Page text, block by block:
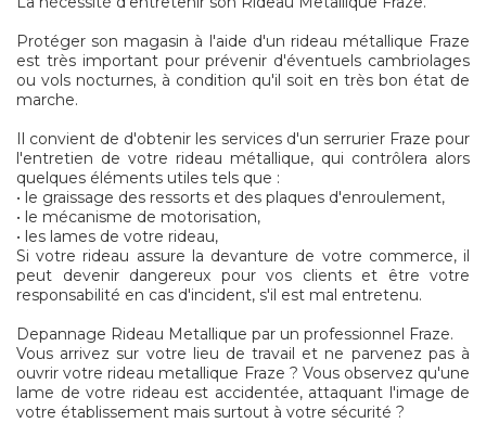
Protéger son magasin à l'aide d'un rideau métallique Fraze
est très important pour prévenir d'éventuels cambriolages
ou vols nocturnes, à condition qu'il soit en très bon état de
marche.
Il convient de d'obtenir les services d'un serrurier Fraze pour
l'entretien de votre rideau métallique, qui contrôlera alors
quelques éléments utiles tels que :
• le graissage des ressorts et des plaques d'enroulement,
• le mécanisme de motorisation,
• les lames de votre rideau,
Si votre rideau assure la devanture de votre commerce, il
peut devenir dangereux pour vos clients et être votre
responsabilité en cas d'incident, s'il est mal entretenu.
Depannage Rideau Metallique par un professionnel Fraze.
Vous arrivez sur votre lieu de travail et ne parvenez pas à
ouvrir votre rideau metallique Fraze ? Vous observez qu'une
lame de votre rideau est accidentée, attaquant l'image de
votre établissement mais surtout à votre sécurité ?